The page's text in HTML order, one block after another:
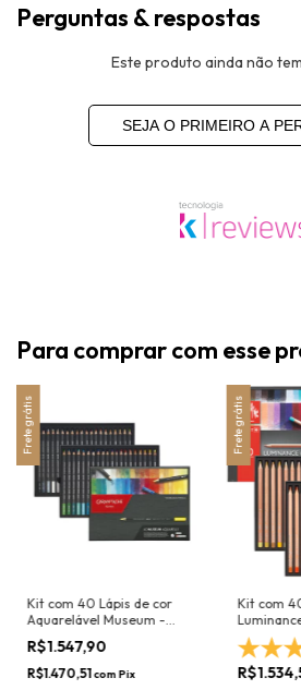
Perguntas & respostas
Este produto ainda não
SEJA O PRIMEIRO A
Para comprar com esse
Frete grátis
Kit com 40 Lápis de cor
Aquarelável Museum -
CARAN D'ACHE
R$1.547,90
R$1.470,51com Pix
Frete grátis
Kit com